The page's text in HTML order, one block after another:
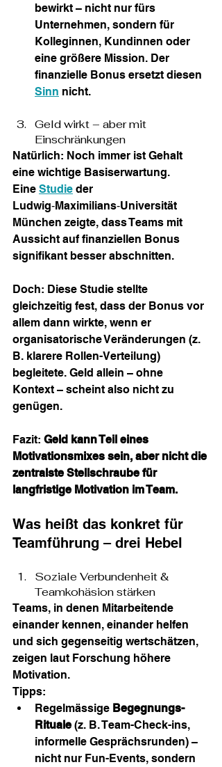
bewirkt – nicht nur fürs
Unternehmen, sondern für
Kolleginnen, Kundinnen oder
eine größere Mission. Der
finanzielle Bonus ersetzt diesen
Sinn nicht.
Geld wirkt – aber mit
Einschränkungen
Natürlich: Noch immer ist Gehalt
eine wichtige Basiserwartung.
Eine Studie der
Ludwig‑Maximilians‑Universität
München zeigte, dass Teams mit
Aussicht auf finanziellen Bonus
signifikant besser abschnitten.
Doch: Diese Studie stellte
gleichzeitig fest, dass der Bonus vor
allem dann wirkte, wenn er
organisatorische Veränderungen (z.
B. klarere Rollen-Verteilung)
begleitete. Geld allein – ohne
Kontext – scheint also nicht zu
genügen.
Fazit: Geld kann Teil eines
Motivationsmixes sein, aber nicht die
zentralste Stellschraube für
langfristige Motivation im Team.
Was heißt das konkret für
Teamführung – drei Hebel
Soziale Verbundenheit &
Teamkohäsion stärken
Teams, in denen Mitarbeitende
einander kennen, einander helfen
und sich gegenseitig wertschätzen,
zeigen laut Forschung höhere
Motivation.
Tipps:
Regelmässige Begegnungs-
Rituale (z. B. Team-Check-ins,
informelle Gesprächsrunden) –
nicht nur Fun-Events, sondern